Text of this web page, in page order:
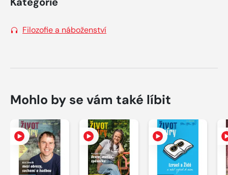
Filozofie a náboženství
Mohlo by se vám také líbit